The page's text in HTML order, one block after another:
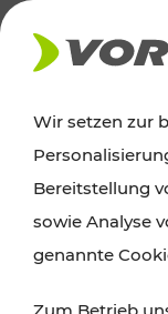
AKTUELLES
Wien,
Wir setzen zur
Bereitstellung
sowie Analyse
genannte